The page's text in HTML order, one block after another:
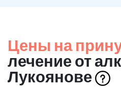
Цены на
лечение от
Лукоянове